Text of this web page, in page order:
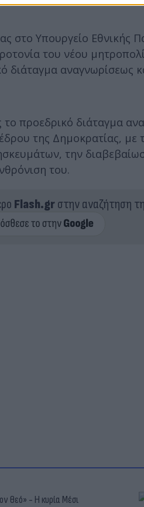
στο Υπουργείο Εθνικής
του νέου
διάταγμα αναγνωρίσεως
το προεδρικό διάταγμα
της Δημοκρατίας,
την
του.
Flash.grστην αναζήτηση